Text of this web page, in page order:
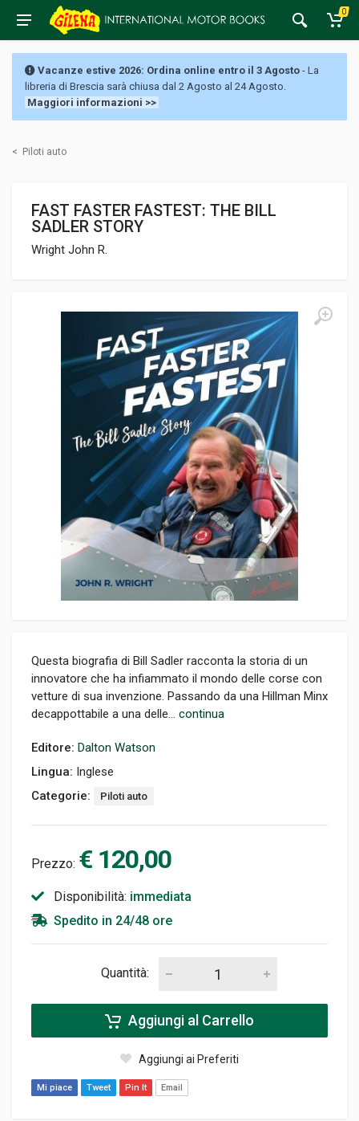
0
Vacanze estive 2026: Ordina online entro il 3 Agosto - La
libreria di Brescia sarà chiusa dal 2 Agosto al 24 Agosto.
Maggiori informazioni >>
< Piloti auto
FAST FASTER FASTEST: THE BILL
SADLER STORY
Wright John R.
Questa biografia di Bill Sadler racconta la storia di un
innovatore che ha infiammato il mondo delle corse con
vetture di sua invenzione. Passando da una Hillman Minx
decappottabile a una delle... continua
Editore: Dalton Watson
Lingua: Inglese
Categorie:
Piloti auto
Prezzo: € 120,00
Disponibilità: immediata
Spedito in 24/48 ore
Quantità:
Aggiungi al Carrello
Aggiungi ai Preferiti
Mi piace Tweet Pin It Email